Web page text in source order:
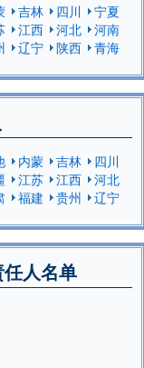
吉林 四川
宁夏
江西 河北
河南
辽宁 陕西
青海
内蒙 吉林
四川
江苏 江西
河北
福建 贵州
辽宁
人名单